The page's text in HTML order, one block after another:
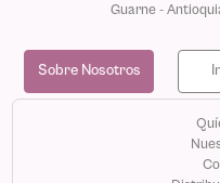
Guarne -
Sobre Nosotros